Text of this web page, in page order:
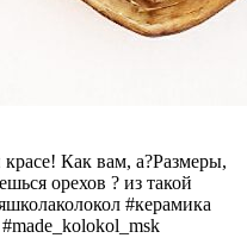
Как вам, а?Размеры,
орехов ? из такой
#керамика